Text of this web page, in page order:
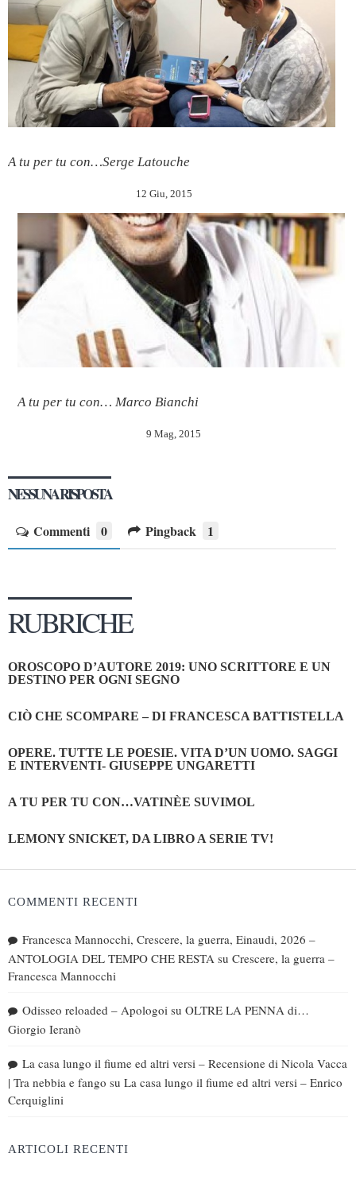
A tu per tu con…Serge Latouche
12 Giu, 2015
A tu per tu con… Marco Bianchi
9 Mag, 2015
NESSUNA RISPOSTA
Commenti 0 Pingback 1
RUBRICHE
OROSCOPO D’AUTORE 2019: UNO SCRITTORE E UN
DESTINO PER OGNI SEGNO
CIÒ CHE SCOMPARE – DI FRANCESCA BATTISTELLA
OPERE. TUTTE LE POESIE. VITA D’UN UOMO. SAGGI
E INTERVENTI- GIUSEPPE UNGARETTI
A TU PER TU CON…VATINÈE SUVIMOL
LEMONY SNICKET, DA LIBRO A SERIE TV!
COMMENTI RECENTI
Francesca Mannocchi, Crescere, la guerra, Einaudi, 2026 –
ANTOLOGIA DEL TEMPO CHE RESTA su Crescere, la guerra –
Francesca Mannocchi
Odisseo reloaded – Apologoi su OLTRE LA PENNA di…
Giorgio Ieranò
La casa lungo il fiume ed altri versi – Recensione di Nicola Vacca
| Tra nebbia e fango su La casa lungo il fiume ed altri versi – Enrico
Cerquiglini
ARTICOLI RECENTI